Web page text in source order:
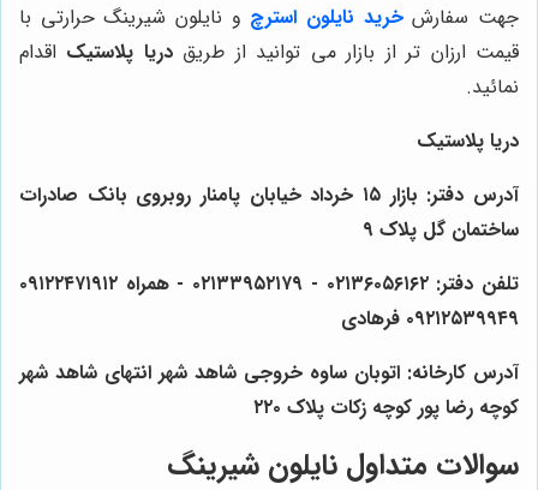
جهت سفارشخرید نایلون استرچ و نایلون شیرینگ حرارتی با
قیمت ارزان تر از بازار می توانید از طریقدریا پلاستیک اقدام
نمائید.
دریا پلاستیک
آدرس دفتر: بازار ۱۵ خرداد خیابان پامنار روبروی بانک صادرات
ساختمان گل پلاک ۹
تلفن دفتر: ۰۲۱۳۶۰۵۶۱۶۲ - ۰۲۱۳۳۹۵۲۱۷۹ - همراه ۰۹۱۲۲۴۷۱۹۱۲
۰۹۲۱۲۵۳۹۹۴۹ فرهادی
آدرس کارخانه: اتوبان ساوه خروجی شاهد شهر انتهای شاهد شهر
کوچه رضا پور کوچه زکات پلاک ۲۲۰
سوالات متداول نایلون شیرینگ